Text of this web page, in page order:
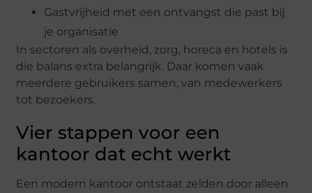
Gastvrijheid met een ontvangst die past bij
je organisatie
In sectoren als overheid, zorg, horeca en hotels is
die balans extra belangrijk. Daar komen vaak
meerdere gebruikers samen, van medewerkers
tot bezoekers.
Vier stappen voor een
kantoor dat echt werkt
Een modern kantoor ontstaat zelden door alleen